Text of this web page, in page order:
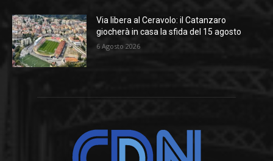
Via libera al Ceravolo: il Catanzaro
giocherà in casa la sfida del 15 agosto
6 Agosto 2026